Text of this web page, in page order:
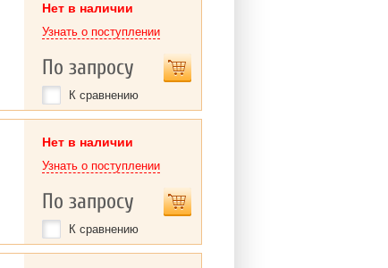
Нет в наличии
Узнать о поступлении
По запросу
К сравнению
Нет в наличии
Узнать о поступлении
По запросу
К сравнению